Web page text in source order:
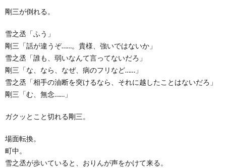
剛三が倒れる。
雪之丞「ふう」
剛三「話が違うぞ……。貴様、強いではないか」
雪之丞「誰も、弱いなんて言ってないだろ」
剛三「な、なら、なぜ、病のフリなど……」
雪之丞「相手の油断を突けるなら、それに越したことはないだろ」
剛三「む、無念……」
ガクッとこと切れる剛三。
場面転換。
町中。
雪之丞が歩いていると、おりんが声をかけて来る。